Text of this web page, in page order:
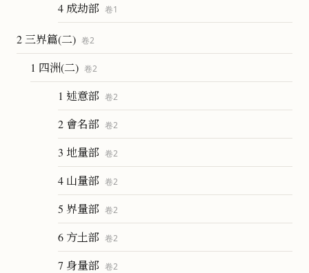
4 成劫部 卷1
2 三界篇(二) 卷2
1 四洲(二) 卷2
1 述意部 卷2
2 會名部 卷2
3 地量部 卷2
4 山量部 卷2
5 界量部 卷2
6 方土部 卷2
7 身量部 卷2